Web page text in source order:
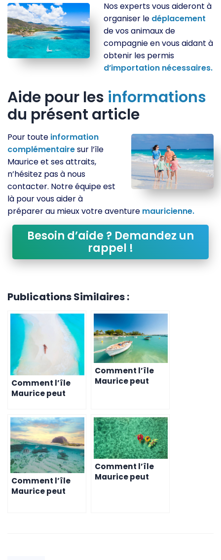
Nos experts vous aideront à
organiser le déplacement
de vos animaux de
compagnie en vous aidant à
obtenir les permis
d’importation nécessaires.
Aide pour les informations
du présent article
Pour toute information
complémentairesur l’île
Maurice et ses attraits,
n’hésitez pas à nous
contacter. Notre équipe est
là pour vous aider à
préparer au mieux votre aventure mauricienne.
Besoin d’aide ? Demandez un
rappel !
Publications Similaires :
Comment l’île
Maurice peut
et l’anxiété
Comment l’île
Maurice peut
Comment l’île
Maurice peut
Comment l’île
Maurice peut